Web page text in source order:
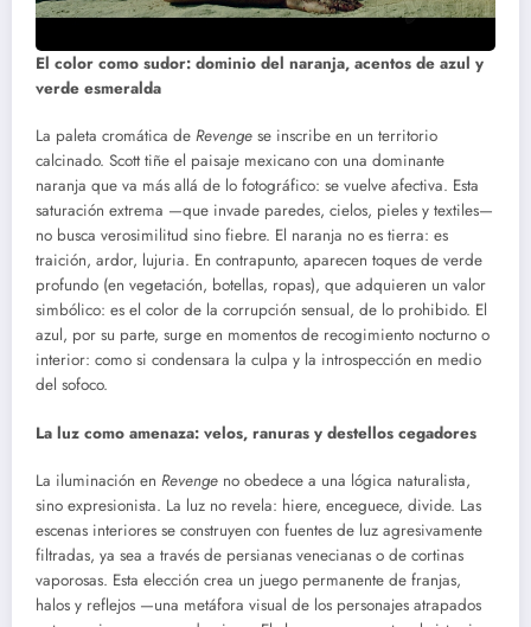
El color como sudor: dominio del naranja, acentos de azul y
verde esmeralda
La paleta cromática de Revenge se inscribe en un territorio
calcinado. Scott tiñe el paisaje mexicano con una dominante
naranja que va más allá de lo fotográfico: se vuelve afectiva. Esta
saturación extrema —que invade paredes, cielos, pieles y textiles—
no busca verosimilitud sino fiebre. El naranja no es tierra: es
traición, ardor, lujuria. En contrapunto, aparecen toques de verde
profundo (en vegetación, botellas, ropas), que adquieren un valor
simbólico: es el color de la corrupción sensual, de lo prohibido. El
azul, por su parte, surge en momentos de recogimiento nocturno o
interior: como si condensara la culpa y la introspección en medio
del sofoco.
La luz como amenaza: velos, ranuras y destellos cegadores
La iluminación en Revenge no obedece a una lógica naturalista,
sino expresionista. La luz no revela: hiere, enceguece, divide. Las
escenas interiores se construyen con fuentes de luz agresivamente
filtradas, ya sea a través de persianas venecianas o de cortinas
vaporosas. Esta elección crea un juego permanente de franjas,
halos y reflejos —una metáfora visual de los personajes atrapados